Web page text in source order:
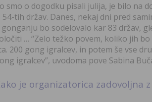
smo o dogodku pisali julija, je bilo na
54-tih držav. Danes, nekaj dni pred
gonganju bo sodelovalo kar 83 držav,
… “Zelo težko povem, koliko jih
200 gong igralcev, in potem še vse
igralcev”, uvodoma pove Sabina
je organizatorica zadovoljna